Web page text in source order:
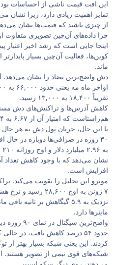
این افت قیمت ناشی از احساسات
تمایز اهمیت زیادی دارد، زیرا
از چیزی باشند که قیمت‌ها نشان
چرا داده‌های آن‌چین تصویری متفاوت
اینجا جایی است که رشد اخیر اعتبار
کوین‌ها، فعالیت آن‌چین بسیار
ماند.
دش واضح‌ترین تضاد را نشان می‌دهد.
تقریباً ۱۸,۴۰۰ به ۱۳,۰۰۰ رسید.
کاهش آدرس‌ها و تراکنش‌های دش
هم‌راستاست که امتیاز آن از ۶.۶۷ به ۱.۷۴ کاهش یافت.
با این حال، جریان پول دش به هر
۳۰ روزه در صرافی‌ها دوباره در
نشان می‌دهد که با وجود کاهش تعداد
افزایش است.
۷ ژوئن به اوج
نزدیک به ۵.۹ گیگاهش بر
ماینرها دارد.
کردند. این یعنی شبکه بسیار بهتر
شبکه‌های قوی نیمی از تصویر هستند.